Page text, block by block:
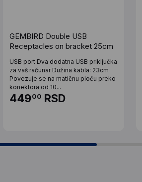
GEMBIRD Double USB
Receptacles on bracket 25cm
USB port Dva dodatna USB priključka
za vaš računar Dužina kabla: 23cm
Povezuje se na matičnu ploču preko
konektora od 10...
44900 RSD